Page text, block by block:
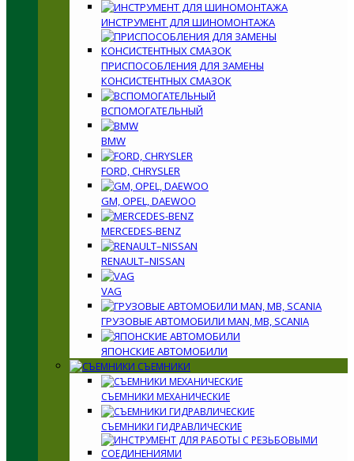
ИНСТРУМЕНТ ДЛЯ ШИНОМОНТАЖА
ПРИСПОСОБЛЕНИЯ ДЛЯ ЗАМЕНЫ
КОНСИСТЕНТНЫХ СМАЗОК
ВСПОМОГАТЕЛЬНЫЙ
BMW
FORD, CHRYSLER
GM, OPEL, DAEWOO
MERCEDES-BENZ
RENAULT–NISSAN
VAG
ГРУЗОВЫЕ АВТОМОБИЛИ MAN, MB, SCANIA
ЯПОНСКИЕ АВТОМОБИЛИ
СЪЕМНИКИ
СЪЕМНИКИ МЕХАНИЧЕСКИЕ
СЪЕМНИКИ ГИДРАВЛИЧЕСКИЕ